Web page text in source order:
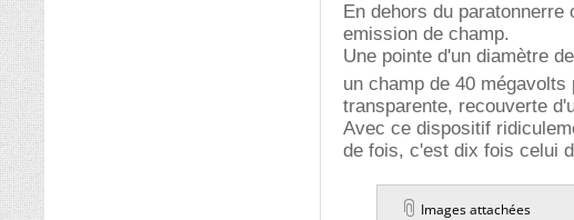
En dehors du
emission de champ.
Une pointe d'un diamètre
un champ de 40 mégavolts
transparente, recouverte
Avec ce dispositif
de fois, c'est dix fois celui
Images attachées